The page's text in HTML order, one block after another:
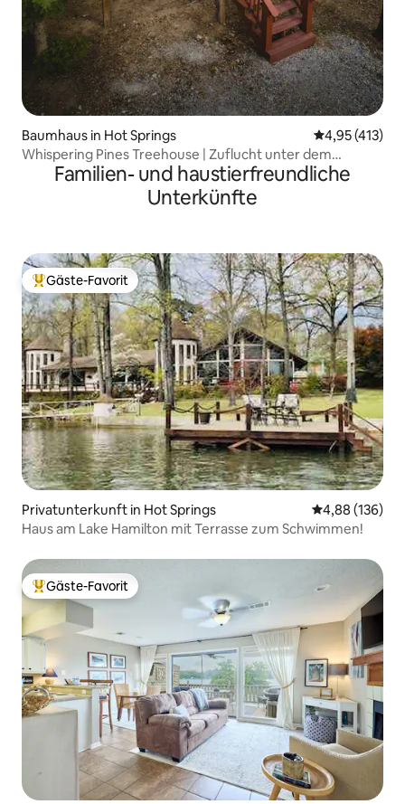
Baumhaus in Hot Springs
4,95 (413)
Whispering Pines Treehouse | Zuflucht unter dem
Sternenhimmel
Familien- und haustierfreundliche
Unterkünfte
Beliebter Gäste-Favorit.
Gäste-Favorit
Privatunterkunft in Hot Springs
4,88 (136)
Haus am Lake Hamilton mit Terrasse zum Schwimmen!
Beliebter Gäste-Favorit.
Gäste-Favorit